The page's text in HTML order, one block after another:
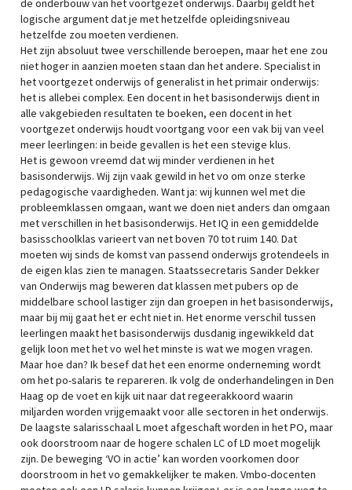
de onderbouw van het voortgezet onderwijs. Daarbij geldt het
logische argument dat je met hetzelfde opleidingsniveau
hetzelfde zou moeten verdienen.
Het zijn absoluut twee verschillende beroepen, maar het ene zou
niet hoger in aanzien moeten staan dan het andere. Specialist in
het voortgezet onderwijs of generalist in het primair onderwijs:
het is allebei complex. Een docent in het basisonderwijs dient in
alle vakgebieden resultaten te boeken, een docent in het
voortgezet onderwijs houdt voortgang voor een vak bij van veel
meer leerlingen: in beide gevallen is het een stevige klus.
Het is gewoon vreemd dat wij minder verdienen in het
basisonderwijs. Wij zijn vaak gewild in het vo om onze sterke
pedagogische vaardigheden. Want ja: wij kunnen wel met die
probleemklassen omgaan, want we doen niet anders dan omgaan
met verschillen in het basisonderwijs. Het IQ in een gemiddelde
basisschoolklas varieert van net boven 70 tot ruim 140. Dat
moeten wij sinds de komst van passend onderwijs grotendeels in
de eigen klas zien te managen. Staatssecretaris Sander Dekker
van Onderwijs mag beweren dat klassen met pubers op de
middelbare school lastiger zijn dan groepen in het basisonderwijs,
maar bij mij gaat het er echt niet in. Het enorme verschil tussen
leerlingen maakt het basisonderwijs dusdanig ingewikkeld dat
gelijk loon met het vo wel het minste is wat we mogen vragen.
Maar hoe dan? Ik besef dat het een enorme onderneming wordt
om het po-salaris te repareren. Ik volg de onderhandelingen in Den
Haag op de voet en kijk uit naar dat regeerakkoord waarin
miljarden worden vrijgemaakt voor alle sectoren in het onderwijs.
De laagste salarisschaal L moet afgeschaft worden in het PO, maar
ook doorstroom naar de hogere schalen LC of LD moet mogelijk
zijn. De beweging ‘VO in actie’ kan worden voorkomen door
doorstroom in het vo gemakkelijker te maken. Vmbo-docenten